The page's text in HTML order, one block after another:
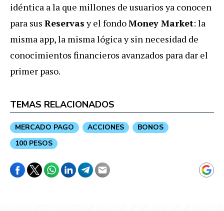
idéntica a la que millones de usuarios ya conocen
para sus Reservasy el fondoMoney Market: la
misma app, la misma lógica y sin necesidad de
conocimientos financieros avanzados para dar el
primer paso.
TEMAS RELACIONADOS
MERCADO PAGO ACCIONES
BONOS
100 PESOS